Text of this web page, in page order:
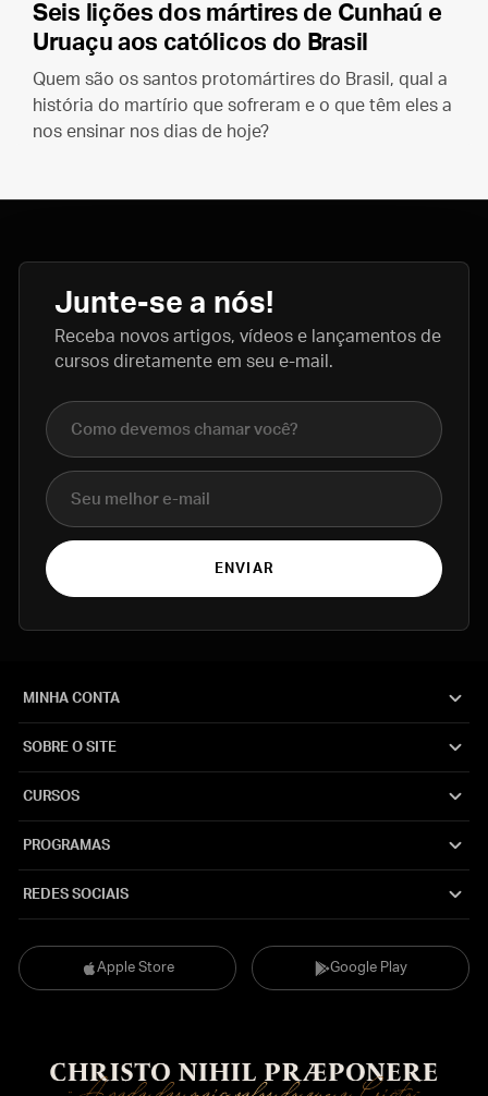
Seis lições dos mártires de Cunhaú e
Uruaçu aos católicos do Brasil
Quem são os santos protomártires do Brasil, qual a
história do martírio que sofreram e o que têm eles a
nos ensinar nos dias de hoje?
Junte-se a nós!
Receba novos artigos, vídeos e lançamentos de
cursos diretamente em seu e-mail.
Nome completo
E-mail
ENVIAR
Apple Store Google Play
MINHA CONTA
SOBRE O SITE
CURSOS
PROGRAMAS
REDES SOCIAIS